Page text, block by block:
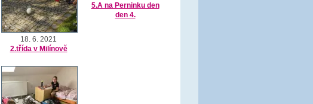
18. 6. 2021
2.třída v Milínově
5.A na Perninku den
den 4.